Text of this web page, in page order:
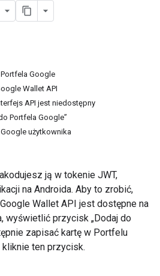
Google
Wallet API
API jest niedostępny
Portfela Google”
użytkownika
ją w tokenie JWT,
na Androida. Aby to zrobić,
Wallet API jest dostępne na
wyświetlić przycisk „Dodaj do
zapisać kartę w Portfelu
ten przycisk.